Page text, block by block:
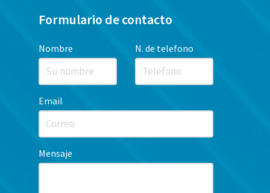
Formulario de contacto
Nombre N. de telefono
Email
Mensaje